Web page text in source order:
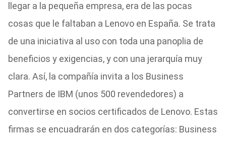
llegar a la pequeña empresa, era de las pocas
cosas que le faltaban a Lenovo en España. Se trata
de una iniciativa al uso con toda una panoplia de
beneficios y exigencias, y con una jerarquía muy
clara. Así, la compañía invita a los Business
Partners de IBM (unos 500 revendedores) a
convertirse en socios certificados de Lenovo. Estas
firmas se encuadrarán en dos categorías: Business